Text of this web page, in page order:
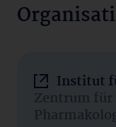
Institut
Zentrum für